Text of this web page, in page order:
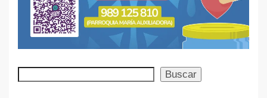
Buscar Buscar